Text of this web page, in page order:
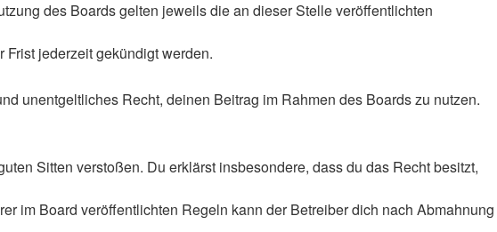
des Boards gelten jeweils die an dieser Stelle veröffentlichten
jederzeit gekündigt werden.
unentgeltliches Recht, deinen Beitrag im Rahmen des Boards zu nutzen.
Sitten verstoßen. Du erklärst insbesondere, dass du das Recht besitzt,
im Board veröffentlichten Regeln kann der Betreiber dich nach Abmahnung